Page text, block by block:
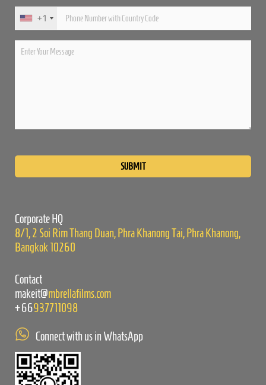
+1
Corporate HQ
8/1, 2 Soi Rim Thang Duan, Phra Khanong Tai, Phra Khanong,
Bangkok 10260
Contact
makeit@mbrellafilms.com
+66937711098
Connect with us in WhatsApp